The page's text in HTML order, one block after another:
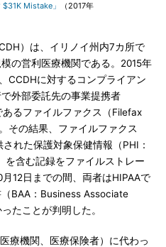
Mistake」
（2017年
）は、イリノイ州内7カ所で
の営利医療機関である。2015年
CCDHに対するコンプライアン
外部委託先の事業提携者
あるファイルファクス（Filefax
その結果、ファイルファクス
れた保護対象保健情報（PHI：
含む記録をファイルストレー
12日までの間、両者はHIPAAで
BAA：Business Associate
たことが判明した。
療機関、医療保険者）に代わっ